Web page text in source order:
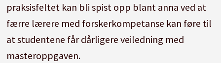
praksisfeltet kan bli spist opp blant anna ved at
færre lærere med forskerkompetanse kan føre til
at studentene får dårligere veiledning med
masteroppgaven.